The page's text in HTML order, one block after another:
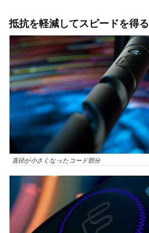
抵抗を軽減してスピードを得る
直径が小さくなったコード部分